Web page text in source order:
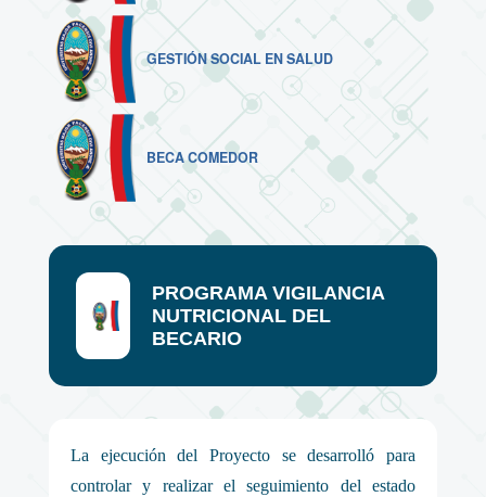
GESTIÓN SOCIAL EN SALUD
BECA COMEDOR
PROGRAMA VIGILANCIA
NUTRICIONAL DEL
BECARIO
La ejecución del Proyecto se desarrolló para
controlar y realizar el seguimiento del estado